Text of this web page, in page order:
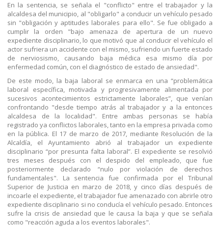
En la sentencia, se señala el "conflicto" entre el trabajador y la
alcaldesa del municipio, al "obligarlo" a conducir un vehículo pesado
sin "obligación y aptitudes laborales para ello". Se fue obligado a
cumplir la orden "bajo amenaza de apertura de un nuevo
expediente disciplinario, lo que motivó que al conducir el vehículo el
actor sufriera un accidente con el mismo, sufriendo un fuerte estado
de nerviosismo, causando baja médica esa mismo día por
enfermedad común, con el diagnóstico de estado de ansiedad".
De este modo, la baja laboral se enmarca en una “problemática
laboral específica, motivada y progresivamente alimentada por
sucesivos acontecimientos estrictamente laborales”, que venían
confrontando "desde tiempo atrás al trabajador y a la entonces
alcaldesa de la localidad". Entre ambas personas se había
registrado ya conflictos laborales, tanto en la empresa privada como
en la pública. El 17 de marzo de 2017, mediante Resolución de la
Alcaldía, el Ayuntamiento abrió al trabajador un expediente
disciplinario “por presunta falta laboral”. El expediente se resolvió
tres meses después con el despido del empleado, que fue
posteriormente declarado “nulo por violación de derechos
fundamentales". La sentencia fue confirmada por el Tribunal
Superior de Justicia en marzo de 2018, y cinco días después de
incoarle el expediente, el trabajador fue amenazado con abrirle otro
expediente disciplinario si no conducía el vehículo pesado. Entonces
sufre la crisis de ansiedad que le causa la baja y que se señala
como "reacción aguda a los eventos laborales".